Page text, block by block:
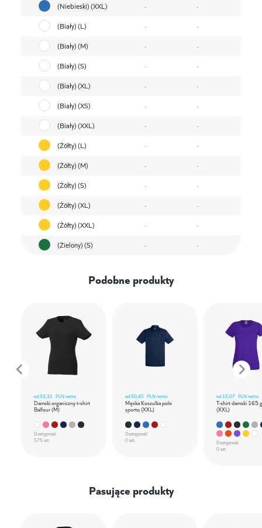
(Niebieski) (XXL)
-
-
(Biały) (L)
-
-
(Biały) (M)
-
-
(Biały) (S)
-
-
(Biały) (XL)
-
-
(Biały) (XS)
-
-
(Biały) (XXL)
-
-
(Żółty) (L)
-
-
(Żółty) (M)
-
-
(Żółty) (S)
-
-
(Żółty) (XL)
-
-
(Żółty) (XXL)
-
-
(Zielony) (S)
- -
Podobne produkty
od93,31 PLN netto
Damski organiczny t-shirt
Balfour (M)
Dostępność
575 szt.
od50,45 PLN netto
Męska Koszulka polo
sporto (XXL)
Dostępność
0 szt.
od 15,07 PLN netto
T-shirt damski 165
(XXL)
Dostępność
0 szt.
Pasujące produkty